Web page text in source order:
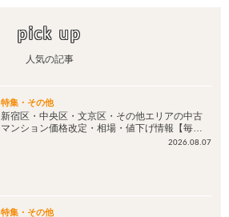
pick up
人気の記事
特集・その他
新宿区・中央区・文京区・その他エリアの中古
マンション価格改定・相場・値下げ情報【毎週
2026.08.07
特集・その他